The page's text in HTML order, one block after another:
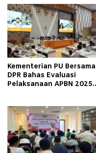
Kementerian PU Bersama
DPR Bahas Evaluasi
Pelaksanaan APBN 2025